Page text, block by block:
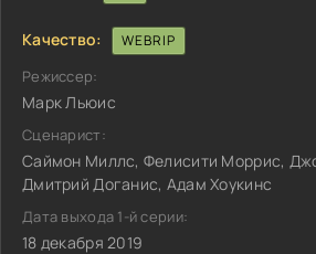
Качество: WEBRIP
Режиссер:
Марк Льюис
Сценарист:
Саймон Миллс, Фелисити Моррис,
Дмитрий Доганис, Адам Хоукинс
Дата выхода 1-й серии:
18 декабря 2019